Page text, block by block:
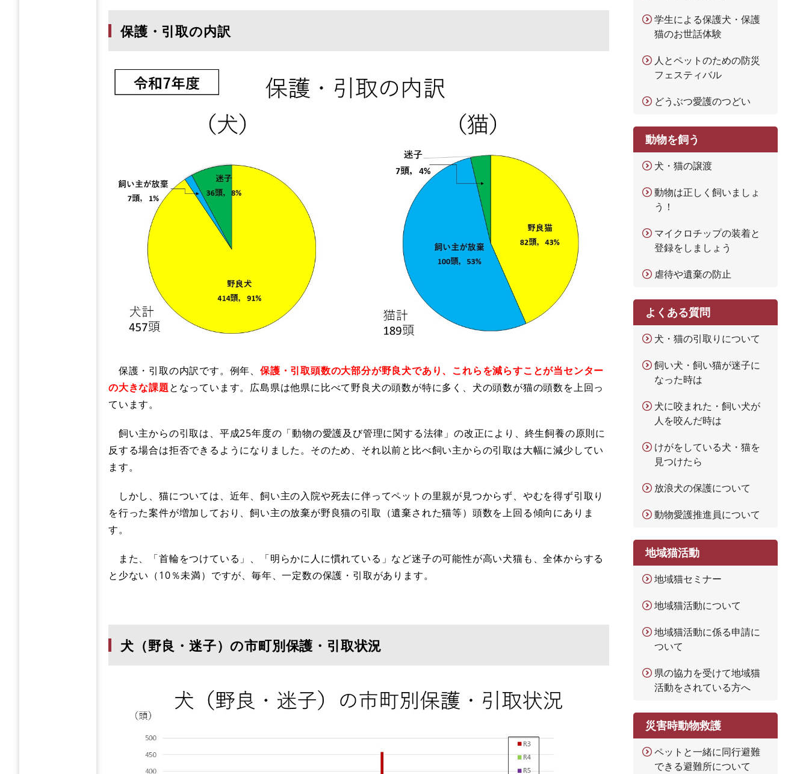
保護・引取の内訳
保護・引取の内訳です。例年、 保護・引取頭数の大部分が野良犬であり、これらを減らすことが当センター
の大きな課題となっています。広島県は他県に比べて野良犬の頭数が特に多く、犬の頭数が猫の頭数を上回っ
ています。
飼い主からの引取は、平成25年度の「動物の愛護及び管理に関する法律」の改正により、終生飼養の原則に
反する場合は拒否できるようになりました。そのため、それ以前と比べ飼い主からの引取は大幅に減少してい
ます。
しかし、猫については、近年、飼い主の入院や死去に伴ってペットの里親が見つからず、やむを得ず引取り
を行った案件が増加しており、飼い主の放棄が野良猫の引取（遺棄された猫等）頭数を上回る傾向にありま
す。
また、「首輪をつけている」、「明らかに人に慣れている」など迷子の可能性が高い犬猫も、全体からする
と少ない（10％未満）ですが、毎年、一定数の保護・引取があります。
犬（野良・迷子）の市町別保護・引取状況
学生による保護犬・保護
猫のお世話体験
人とペットのための防災
フェスティバル
どうぶつ愛護のつどい
動物を飼う
犬・猫の譲渡
動物は正しく飼いましょ
う！
マイクロチップの装着と
登録をしましょう
虐待や遺棄の防止
よくある質問
犬・猫の引取りについて
飼い犬・飼い猫が迷子に
なった時は
犬に咬まれた・飼い犬が
人を咬んだ時は
けがをしている犬・猫を
見つけたら
放浪犬の保護について
動物愛護推進員について
地域猫活動
地域猫セミナー
地域猫活動について
地域猫活動に係る申請に
ついて
県の協力を受けて地域猫
活動をされている方へ
災害時動物救護
ペットと一緒に同行避難
できる避難所について